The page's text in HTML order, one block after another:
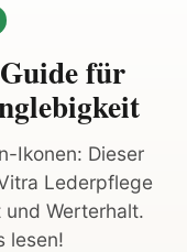
für
Ikonen: Dieser
Lederpflege
Werterhalt.
lesen!